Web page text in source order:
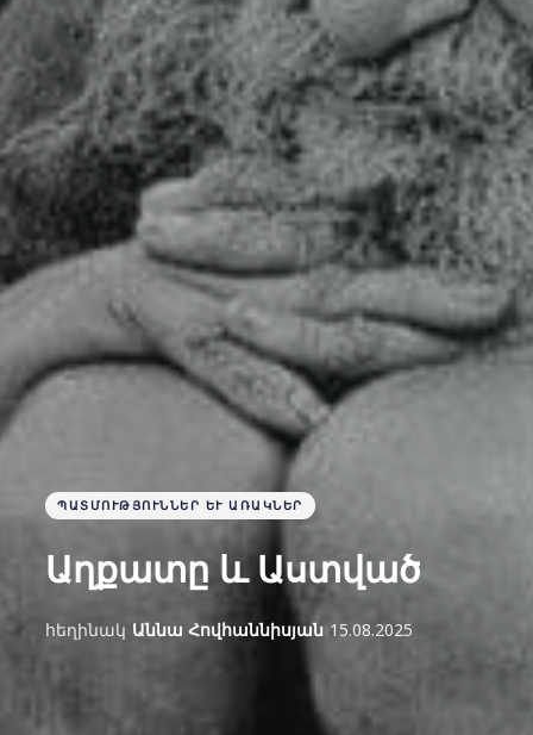
ՊԱՏՄՈՒԹՅՈՒՆՆԵՐ ԵՒ ԱՌԱԿՆԵՐ
Աղքատը և Աստված
հեղինակ Աննա Հովհաննիսյան 15.08.2025